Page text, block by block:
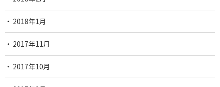
2018年1月
2017年11月
2017年10月